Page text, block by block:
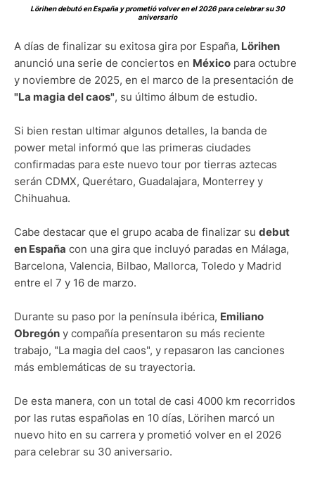
Lörihen debutó en España y prometió volver en el 2026 para celebrar su 30
aniversario
A días de finalizar su exitosa gira por España, Lörihen
anunció una serie de conciertos en México para octubre
y noviembre de 2025, en el marco de la presentación de
"La magia del caos", su último álbum de estudio.
Si bien restan ultimar algunos detalles, la banda de
power metal informó que las primeras ciudades
confirmadas para este nuevo tour por tierras aztecas
serán CDMX, Querétaro, Guadalajara, Monterrey y
Chihuahua.
Cabe destacar que el grupo acaba de finalizar su debut
en España con una gira que incluyó paradas en Málaga,
Barcelona, Valencia, Bilbao, Mallorca, Toledo y Madrid
entre el 7 y 16 de marzo.
Durante su paso por la península ibérica, Emiliano
Obregón y compañía presentaron su más reciente
trabajo, "La magia del caos", y repasaron las canciones
más emblemáticas de su trayectoria.
De esta manera, con un total de casi 4000 km recorridos
por las rutas españolas en 10 días, Lörihen marcó un
nuevo hito en su carrera y prometió volver en el 2026
para celebrar su 30 aniversario.